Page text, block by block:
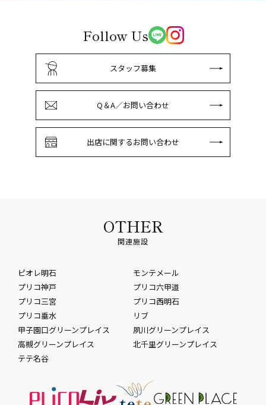
Follow Us
スタッフ募集
Q＆A／お問い合わせ
出店に関するお問い合わせ
OTHER
関連施設
ピオレ明石
モンテメール
プリコ神戸
プリコ六甲道
プリコ三宮
プリコ西明石
プリコ垂水
リブ
甲子園口グリーンプレイス
夙川グリーンプレイス
高槻グリーンプレイス
北千里グリーンプレイス
テテ名谷